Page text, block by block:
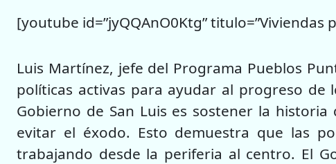
[youtube id=”jyQQAnO0Ktg” titulo=”Viviendas
Luis Martínez, jefe del Programa Pueblos
políticas activas para ayudar al progreso de
Gobierno de San Luis es sostener la
evitar el éxodo. Esto demuestra que las
trabajando desde la periferia al centro. El